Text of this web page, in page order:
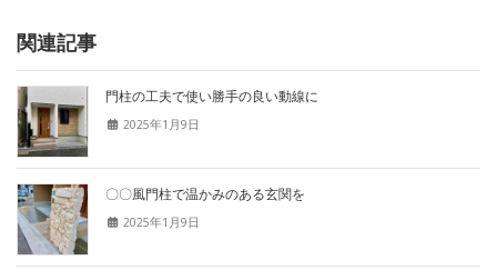
関連記事
門柱の工夫で使い勝手の良い動線に
2025年1月9日
〇〇風門柱で温かみのある玄関を
2025年1月9日